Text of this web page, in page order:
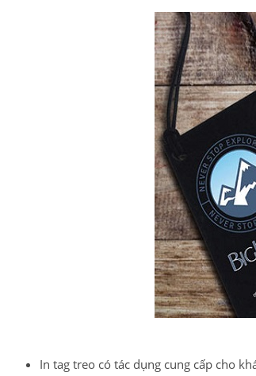
In tag treo có tác dụng cung cấp cho